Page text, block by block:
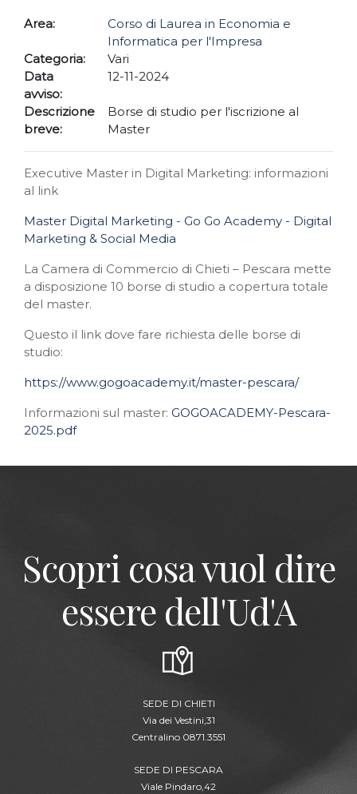
Area:
Corso di Laurea in Economia e
Informatica per l'Impresa
Categoria:
Vari
Data
avviso:
12-11-2024
Descrizione
breve:
Borse di studio per l'iscrizione al
Master
Executive Master in Digital Marketing: informazioni
al link
Master Digital Marketing - Go Go Academy - Digital
Marketing & Social Media
La Camera di Commercio di Chieti – Pescara mette
a disposizione 10 borse di studio a copertura totale
del master.
Questo il link dove fare richiesta delle borse di
studio:
https://www.gogoacademy.it/master-pescara/
Informazioni sul master: GOGOACADEMY-Pescara-
2025.pdf
Scopri cosa vuol dire
essere dell'Ud'A
SEDE DI CHIETI
Via dei Vestini,31
Centralino 0871.3551
SEDE DI PESCARA
Viale Pindaro,42